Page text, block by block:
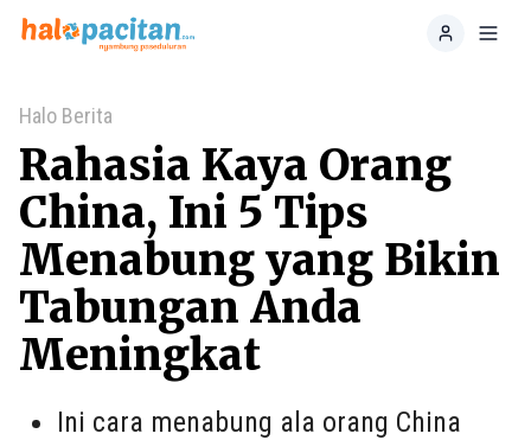
Home
Halo Berita
Rahasia Kaya Orang
China, Ini 5 Tips
Menabung yang Bikin
Tabungan Anda
Meningkat
Ini cara menabung ala orang China